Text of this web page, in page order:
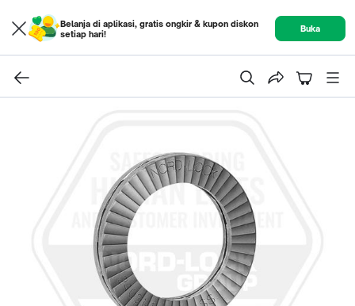
Belanja di aplikasi, gratis ongkir & kupon diskon
setiap hari!
Buka